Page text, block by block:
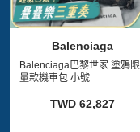
Balenciaga
Balenciaga巴黎世家 塗鴉限
量款機車包 小號
TWD 62,827